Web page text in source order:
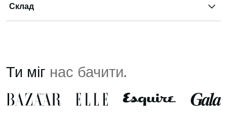
Склад
Ти міг нас бачити.